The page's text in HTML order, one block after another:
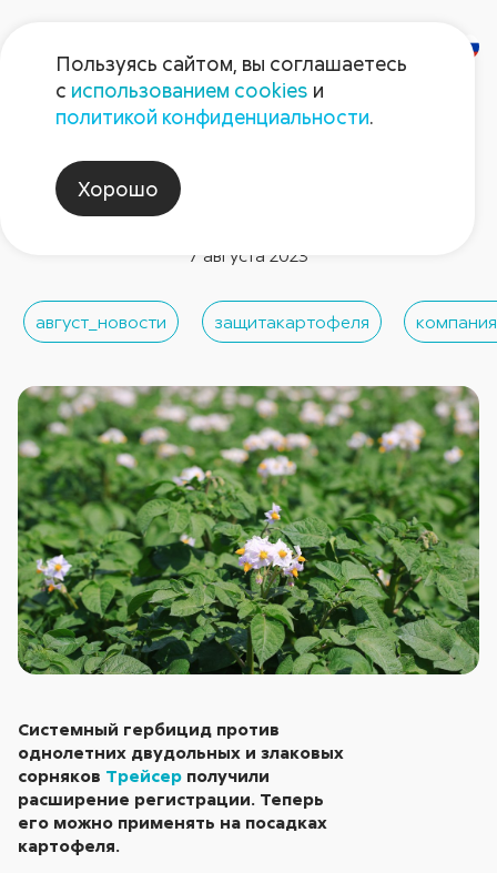
Новости компании
Расширение регистрации
гербицида Трейсер
7 августа 2023
август_новости защитакартофеля
Системный гербицид против
однолетних двудольных и злаковых
сорняков Трейсер получили
расширение регистрации. Теперь
его можно применять на посадках
картофеля.
Пользуясь сайтом, вы соглашаетесь
с использованием cookies и
политикой конфиденциальности.
Хорошо